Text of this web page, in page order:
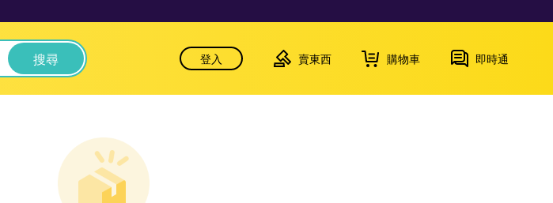
搜尋 登入 賣東西 購物車 即時通